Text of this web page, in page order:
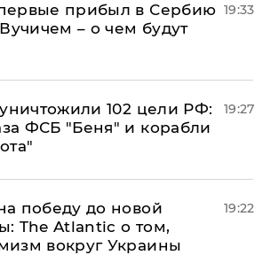
прибыл в Сербию
– о чем будут
19:33
102 цели РФ:
ФСБ "Беня" и корабли
19:27
победу до новой
The Atlantic о том,
вокруг Украины
19:22